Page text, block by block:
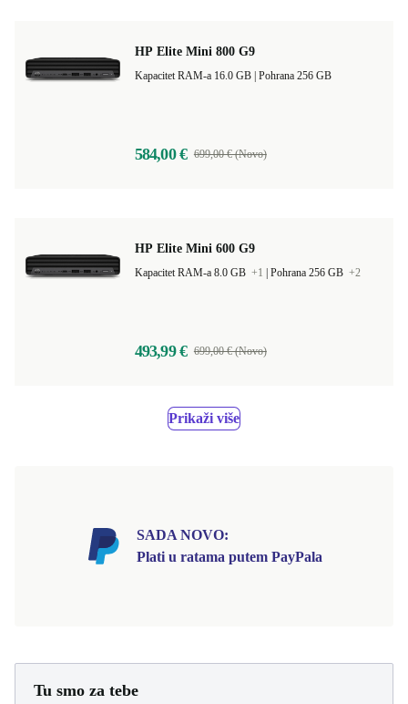
HP Elite Mini 800 G9
Pohrana 256 GB
584,00 € 699,00 € (Novo)
HP Elite Mini 600 G9
Kapacitet RAM-a 8.0 GB +1 Pohrana 256 GB +2
493,99 € 699,00 € (Novo)
Prikaži više
SADA NOVO:
Plati u ratama putem PayPala
Tu smo za tebe